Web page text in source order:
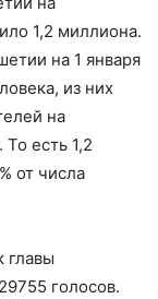
1,2 миллиона.
на 1 января
из них
на
есть 1,2
от числа
главы
голосов.